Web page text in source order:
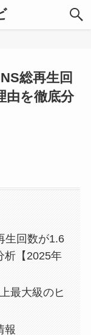
総再生回
由を徹底分
生回数が1.6
析【2025年
最大級のヒ
報